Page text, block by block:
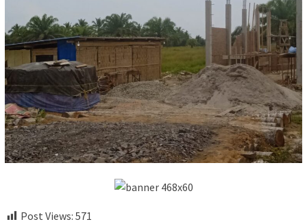
Post Views: 571